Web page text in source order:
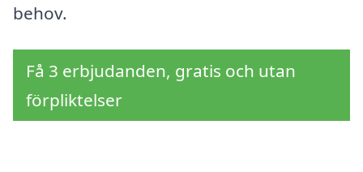
behov.
Få 3 erbjudanden, gratis och utan
förpliktelser